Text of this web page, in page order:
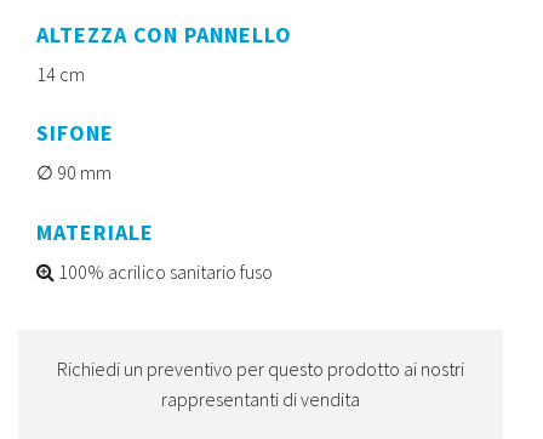
ALTEZZA CON PANNELLO
14 cm
SIFONE
90 mm
MATERIALE
100% acrilico sanitario fuso
Richiedi un preventivo per questo prodotto ai nostri
rappresentanti di vendita